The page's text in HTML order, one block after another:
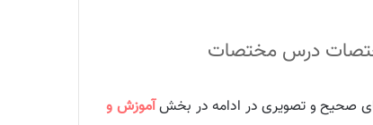
صحیح و تصویری در ادامه در بخشآموزش و